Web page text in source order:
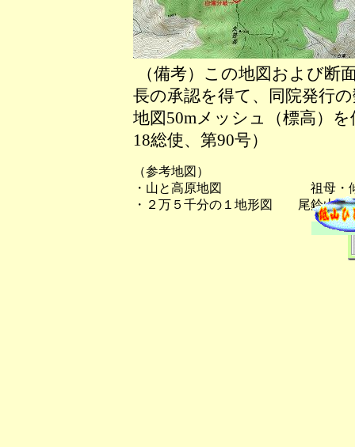
（備考）この地図および断
長の承認を得て、同院発行
地図50mメッシュ（標高）
18総使、第90号）
（参考地図）
・山と高原地図 祖母・傾
・２万５千分の１地形図 尾鈴山